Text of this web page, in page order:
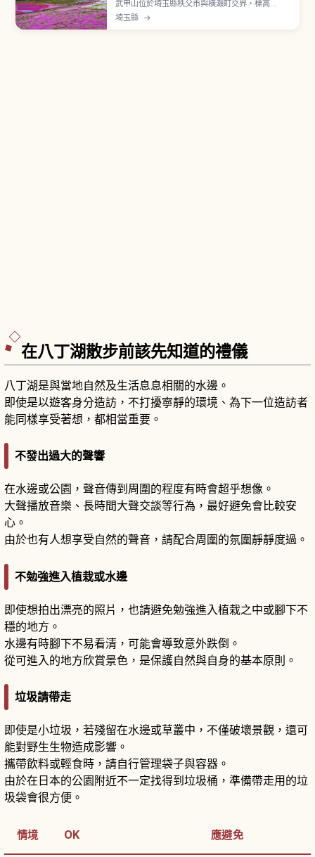
武甲山位於埼玉縣秩父市與橫瀨町交界，標高
1,304公尺，矗立於秩父盆地南側，是秩父象徵性
名峰。北側斜面持續進行石灰岩採掘，獨特山容形
埼玉縣 →
在八丁湖散步前該先知道的禮儀
八丁湖是與當地自然及生活息息相關的水邊。
即使是以遊客身分造訪，不打擾寧靜的環境、為下一位造訪者
能同樣享受著想，都相當重要。
不發出過大的聲響
在水邊或公園，聲音傳到周圍的程度有時會超乎想像。
大聲播放音樂、長時間大聲交談等行為，最好避免會比較安
心。
由於也有人想享受自然的聲音，請配合周圍的氛圍靜靜度過。
不勉強進入植栽或水邊
即使想拍出漂亮的照片，也請避免勉強進入植栽之中或腳下不
穩的地方。
水邊有時腳下不易看清，可能會導致意外跌倒。
從可進入的地方欣賞景色，是保護自然與自身的基本原則。
垃圾請帶走
即使是小垃圾，若殘留在水邊或草叢中，不僅破壞景觀，還可
能對野生生物造成影響。
攜帶飲料或輕食時，請自行管理袋子與容器。
由於在日本的公園附近不一定找得到垃圾桶，準備帶走用的垃
圾袋會很方便。
情境 OK 應避免